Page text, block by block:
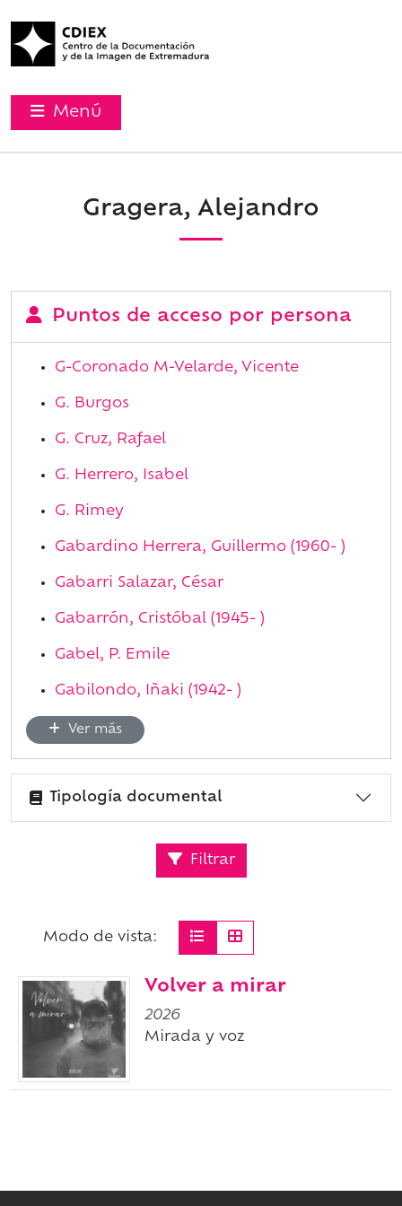
Menú
Gragera, Alejandro
Puntos de acceso por persona
G-Coronado M-Velarde, Vicente
G. Burgos
G. Cruz, Rafael
G. Herrero, Isabel
G. Rimey
Gabardino Herrera, Guillermo (1960- )
Gabarri Salazar, César
Gabarrón, Cristóbal (1945- )
Gabel, P. Emile
Gabilondo, Iñaki (1942- )
Ver más
Tipología documental
Filtrar
Modo de vista:
Volver a mirar
2026
Mirada y voz